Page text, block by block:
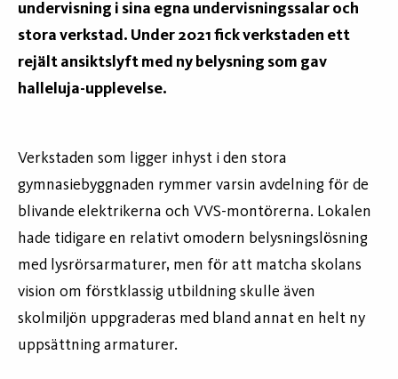
undervisning i sina egna undervisningssalar och
stora verkstad. Under 2021 fick verkstaden ett
rejält ansiktslyft med ny belysning som gav
halleluja-upplevelse.
Verkstaden som ligger inhyst i den stora
gymnasiebyggnaden rymmer varsin avdelning för de
blivande elektrikerna och VVS-montörerna. Lokalen
hade tidigare en relativt omodern belysningslösning
med lysrörsarmaturer, men för att matcha skolans
vision om förstklassig utbildning skulle även
skolmiljön uppgraderas med bland annat en helt ny
uppsättning armaturer.